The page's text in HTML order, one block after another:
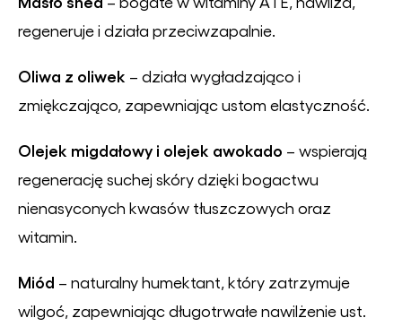
regeneruje i działa przeciwzapalnie.
Oliwa z oliwek – działa wygładzająco i
zmiękczająco, zapewniając ustom elastyczność.
Olejek migdałowy i olejek awokado – wspierają
regenerację suchej skóry dzięki bogactwu
nienasyconych kwasów tłuszczowych oraz
witamin.
Miód – naturalny humektant, który zatrzymuje
wilgoć, zapewniając długotrwałe nawilżenie ust.